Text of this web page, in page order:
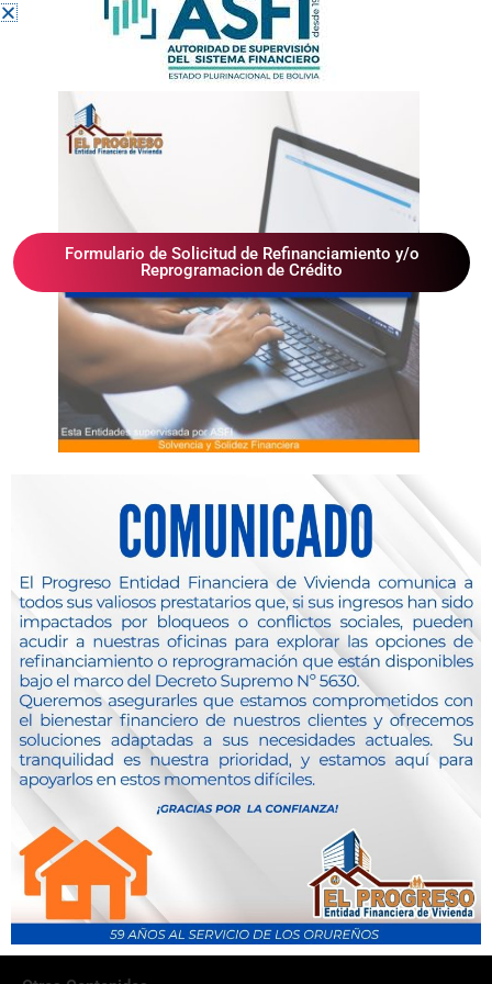
Historia
Misión Visión
Estados Financieros
Memorias
Trabaja con Nosotros Y Convocatorias
Licitaciones Internas y Externas
Galeria de Fotos
Galeria de Videos
Estatuto - Codigos de Etica
Productos y Servicios
Cuentas de Ahorro
Tarjetas de Debito
Venta de Bienes Adjudicados
Casas
Agencias y Cajeros Automaticos
Oficina Central
Agencia Pagador
Agencia Villarroel
Agencia España
Educación Financiera
RSE
Consejos de Seguridad
Atención Medica Gratutita
Formulario de Solicitud de Refinanciamiento y/o
Reprogramacion de Crédito